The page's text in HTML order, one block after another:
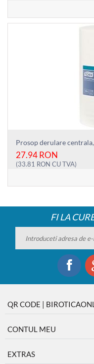
Prosop derulare
27.94RON
(33.81 RON CU TVA)
FI LA
QR CODE |
CONTUL MEU
EXTRAS